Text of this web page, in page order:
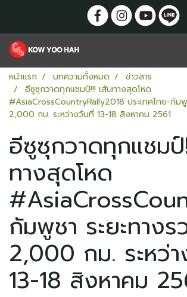
หน้าแรก บทความทั้งหมด
ข่าวสาร
อีซูซุกวาดทุกแชมป์!!! เส้นทางสุดโหด
#AsiaCrossCountryRally2018 ประเทศไทย-กัมพู
2,000 กม. ระหว่างวันที่ 13-18 สิงหาคม 2561
อีซูซุกวาดทุกแชมป์
ทางสุดโหด
กัมพูชา ระยะทางร
2,000 กม. ระหว่
13-18 สิงหาคม